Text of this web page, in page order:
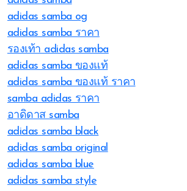
adidas samba og
adidas samba ราคา
รองเท้า adidas samba
adidas samba ของแท้
adidas samba ของแท้ ราคา
samba adidas ราคา
อาดิดาส samba
adidas samba black
adidas samba original
adidas samba blue
adidas samba style